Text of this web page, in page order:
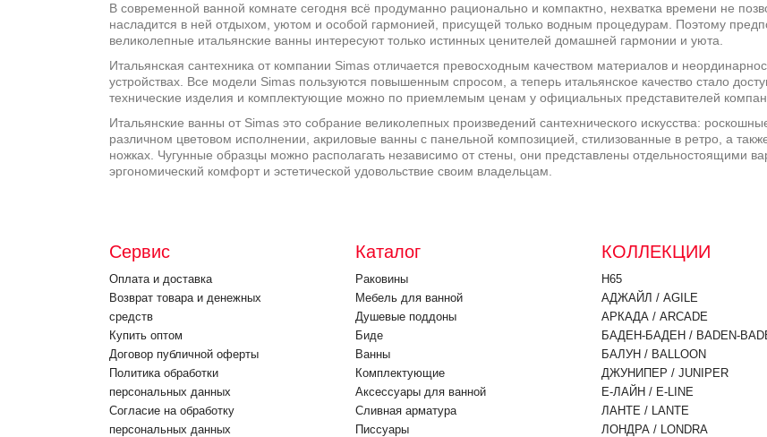
В современной ванной комнате сегодня всё продуманно рационально и компактно, нехватка времени не
насладится в ней отдыхом, уютом и особой гармонией, присущей только водным процедурам. Поэтому
великолепные итальянские ванны интересуют только истинных ценителей домашней гармонии и уюта.
Итальянская сантехника от компании Simas отличается превосходным качеством материалов и
устройствах. Все модели Simas пользуются повышенным спросом, а теперь итальянское качество стало
технические изделия и комплектующие можно по приемлемым ценам у официальных представителей
Итальянские ванны от Simas это собрание великолепных произведений сантехнического искусства:
различном цветовом исполнении, акриловые ванны с панельной композицией, стилизованные в ретро, а
ножках. Чугунные образцы можно располагать независимо от стены, они представлены отдельностоящими
эргономический комфорт и эстетической удовольствие своим владельцам.
Сервис
Оплата и доставка
Возврат товара и денежных
средств
Купить оптом
Договор публичной оферты
Политика обработки
персональных данных
Согласие на обработку
персональных данных
Каталог
Раковины
Мебель для ванной
Душевые поддоны
Биде
Ванны
Комплектующие
Аксессуары для ванной
Cливная арматура
Писсуары
КОЛЛЕКЦИИ
H65
АДЖАЙЛ / AGILE
АРКАДА / ARCADE
БАДЕН-БАДЕН / BADEN-
БАЛУН / BALLOON
ДЖУНИПЕР / JUNIPER
Е-ЛАЙН / E-LINE
ЛАНТЕ / LANTE
ЛОНДРА / LONDRA